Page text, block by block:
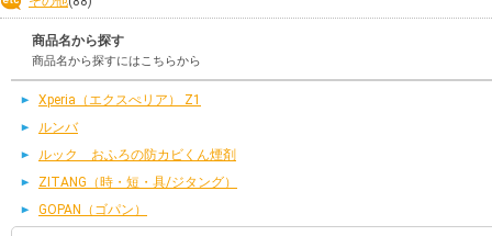
商品名から探す
商品名から探すにはこちらから
Xperia（エクスぺリア） Z1
ルンバ
ルック おふろの防カビくん煙剤
ZITANG（時・短・具/ジタング）
GOPAN（ゴパン）